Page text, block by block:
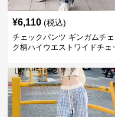
¥6,110 (税込)
チェックパンツ ギンガムチェ
ク柄ハイウエストワイドチェ